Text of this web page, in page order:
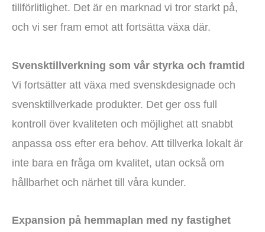
tillförlitlighet. Det är en marknad vi tror starkt på,
och vi ser fram emot att fortsätta växa där.
Svensktillverkning som vår styrka och framtid
Vi fortsätter att växa med svenskdesignade och
svensktillverkade produkter. Det ger oss full
kontroll över kvaliteten och möjlighet att snabbt
anpassa oss efter era behov. Att tillverka lokalt är
inte bara en fråga om kvalitet, utan också om
hållbarhet och närhet till våra kunder.
Expansion på hemmaplan med ny fastighet